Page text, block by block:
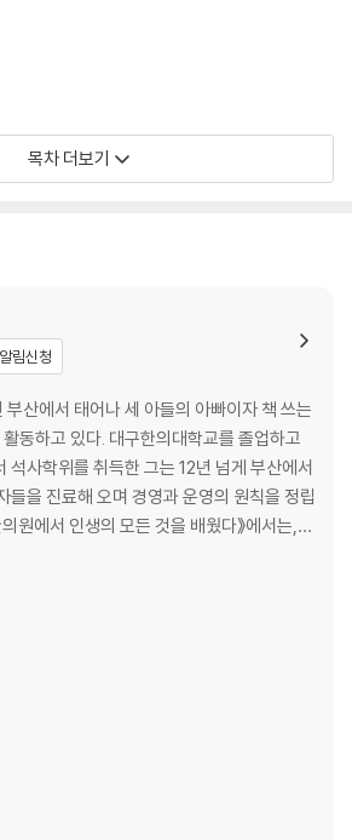
찾을까?
가
백
말 한마디
지 마라
다듬어라
람이 몰리는 이유
방법
은 있다
목차 더보기
림신청
산에서 태어나 세 아들의 아빠이자 책 쓰는
동하고 있다. 대구한의대학교를 졸업하고
석사학위를 취득한 그는 12년 넘게 부산에서
들을 진료해 오며 경영과 운영의 원칙을 정립
해 얻은 경영과 진료의 핵심 원칙을 진솔하게
공감을 전했으며, 이번 두 번째 책 《동네한
지역 사회에서 한의원이 맡